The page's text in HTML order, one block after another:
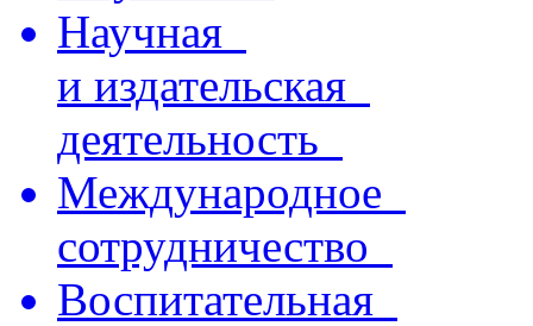
Научная
и издательская
деятельность
Международное
сотрудничество
Воспитательная